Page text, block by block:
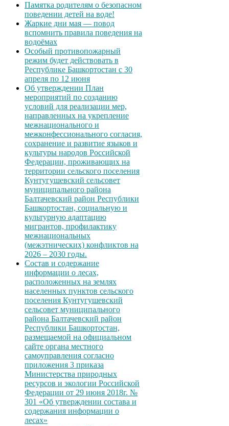
Памятка родителям о безопасном
поведении детей на воде!
Жаркие дни мая — повод
вспомнить правила поведения на
водоёмах
Особый противопожарный
режим будет действовать в
Республике Башкортостан с 30
апреля по 12 июня
Об утверждении План
мероприятий по созданию
условий для реализации мер,
направленных на укрепление
межнационального и
межконфессионального согласия,
сохранение и развитие языков и
культуры народов Российской
Федерации, проживающих на
территории сельского поселения
Кунтугушевский сельсовет
муниципального района
Балтачевский район Республики
Башкортостан, социальную и
культурную адаптацию
мигрантов, профилактику
межнациональных
(межэтнических) конфликтов на
2026 – 2030 годы.
Состав и содержание
информации о лесах,
расположенных на землях
населенных пунктов сельского
поселения Кунтугушевский
сельсовет муниципального
района Балтачевский район
Республики Башкортостан,
размещаемой на официальном
сайте органа местного
самоуправления согласно
приложения 3 приказа
Министерства природных
ресурсов и экологии Российской
Федерации от 29 июня 2018г. №
301 «Об утверждении состава и
содержания информации о
лесах»